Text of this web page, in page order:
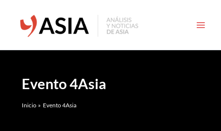
contenido
Evento 4Asia
Inicio Evento 4Asia